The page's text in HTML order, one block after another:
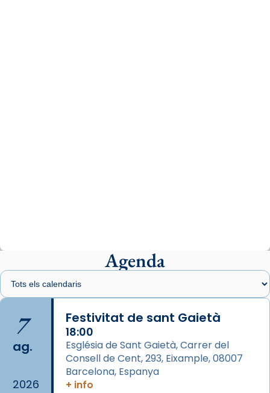
presidit aquest 27 de juliol la missa de Les
Santes de Mataró.
🔗
📸 J. Merino
Photo
View on Facebook · Share
Arquebisbat de Barcelona
Agenda
7
ag.
2026
Festivitat de sant Gaietà
18:00
Església de Sant Gaietà, Carrer del
Consell de Cent, 293, Eixample, 08007
Barcelona, Espanya
+ info